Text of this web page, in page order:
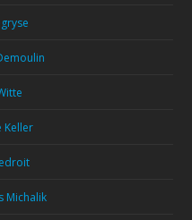
Keller
Michalik